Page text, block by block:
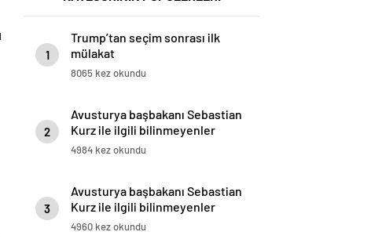
1
mülakat
8065 kez okundu
2
Kurz ile ilgili bilinmeyenler
4984 kez okundu
3
Kurz ile ilgili bilinmeyenler
4960 kez okundu